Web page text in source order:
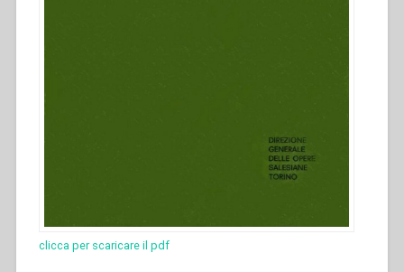
clicca per scaricare il pdf